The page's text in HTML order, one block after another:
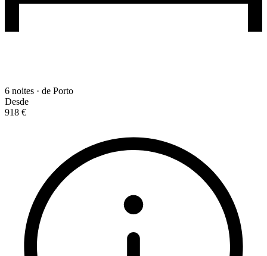
6 noites · de Porto
Desde
918 €